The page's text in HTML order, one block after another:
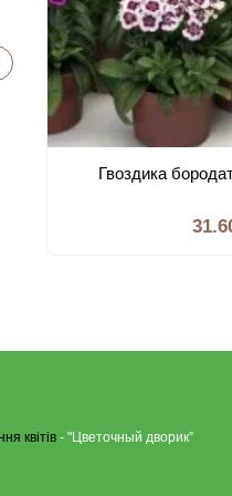
Гвоздика
квітів - "Цветочный дворик”